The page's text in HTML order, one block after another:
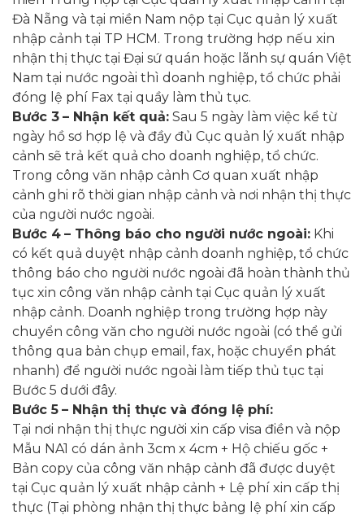
Đà Nẵng và tại miền Nam nộp tại Cục quản lý xuất
nhập cảnh tại TP HCM. Trong trường hợp nếu xin
nhận thị thực tại Đại sứ quán hoặc lãnh sự quán Việt
Nam tại nước ngoài thì doanh nghiệp, tổ chức phải
đóng lệ phí Fax tại quầy làm thủ tục.
Bước 3 – Nhận kết quả: Sau 5 ngày làm việc kể từ
ngày hồ sơ hợp lệ và đầy đủ Cục quản lý xuất nhập
cảnh sẽ trả kết quả cho doanh nghiệp, tổ chức.
Trong công văn nhập cảnh Cơ quan xuất nhập
cảnh ghi rõ thời gian nhập cảnh và nơi nhận thị thực
của người nước ngoài.
Bước 4 – Thông báo cho người nước ngoài: Khi
có kết quả duyệt nhập cảnh doanh nghiệp, tổ chức
thông báo cho người nước ngoài đã hoàn thành thủ
tục xin công văn nhập cảnh tại Cục quản lý xuất
nhập cảnh. Doanh nghiệp trong trường hợp này
chuyển công văn cho người nước ngoài (có thể gửi
thông qua bản chụp email, fax, hoặc chuyển phát
nhanh) để người nước ngoài làm tiếp thủ tục tại
Bước 5 dưới đây.
Bước 5 – Nhận thị thực và đóng lệ phí:
Tại nơi nhận thị thực người xin cấp visa điền và nộp
Mẫu NA1 có dán ảnh 3cm x 4cm + Hộ chiếu gốc +
Bản copy của công văn nhập cảnh đã được duyệt
tại Cục quản lý xuất nhập cảnh + Lệ phí xin cấp thị
thực (Tại phòng nhận thị thực bảng lệ phí xin cấp